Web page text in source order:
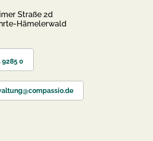
Straße 2d
Hämelerwald
9285 0